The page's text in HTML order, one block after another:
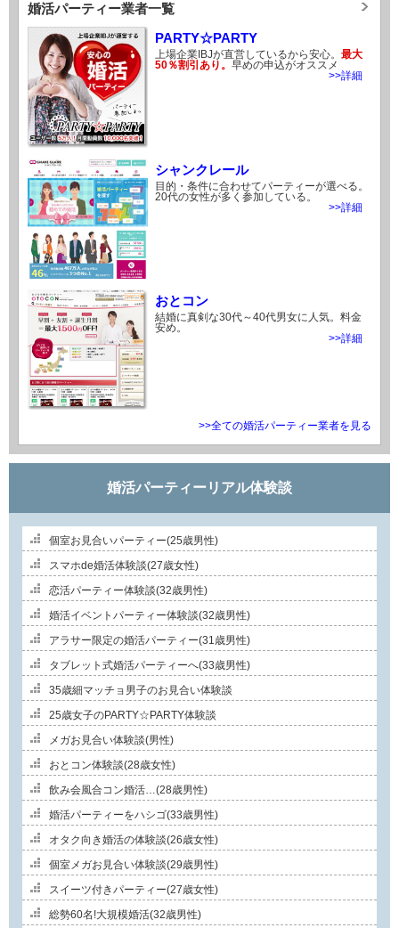
婚活パーティー業者一覧
PARTY☆PARTY
上場企業IBJが直営しているから安心。 最大
50％割引あり。 早めの申込がオススメ
>>詳細
シャンクレール
目的・条件に合わせてパーティーが選べる。
20代の女性が多く参加している。
>>詳細
おとコン
結婚に真剣な30代～40代男女に人気。料金
安め。
>>詳細
>>全ての婚活パーティー業者を見る
婚活パーティーリアル体験談
個室お見合いパーティー(25歳男性)
スマホde婚活体験談(27歳女性)
恋活パーティー体験談(32歳男性)
婚活イベントパーティー体験談(32歳男性)
アラサー限定の婚活パーティー(31歳男性)
タブレット式婚活パーティーへ(33歳男性)
35歳細マッチョ男子のお見合い体験談
25歳女子のPARTY☆PARTY体験談
メガお見合い体験談(男性)
おとコン体験談(28歳女性)
飲み会風合コン婚活…(28歳男性)
婚活パーティーをハシゴ(33歳男性)
オタク向き婚活の体験談(26歳女性)
個室メガお見合い体験談(29歳男性)
スイーツ付きパーティー(27歳女性)
総勢60名!大規模婚活(32歳男性)